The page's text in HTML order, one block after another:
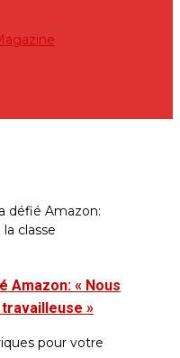
Amazon: « Nous
»